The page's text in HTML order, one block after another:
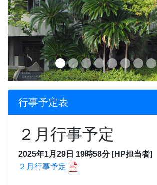
行事予定表
２月行事予定
2025年1月29日 19時58分 [HP担当者]
２月行事予定